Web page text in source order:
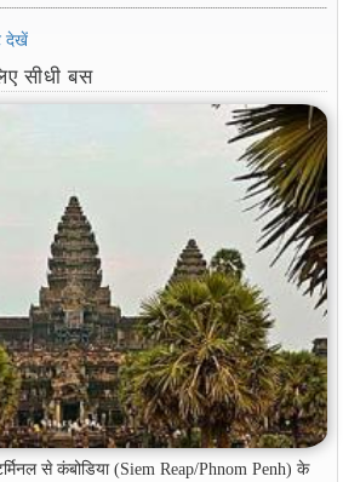
देखें
सीधी बस
से कंबोडिया (Siem Reap/Phnom Penh) के